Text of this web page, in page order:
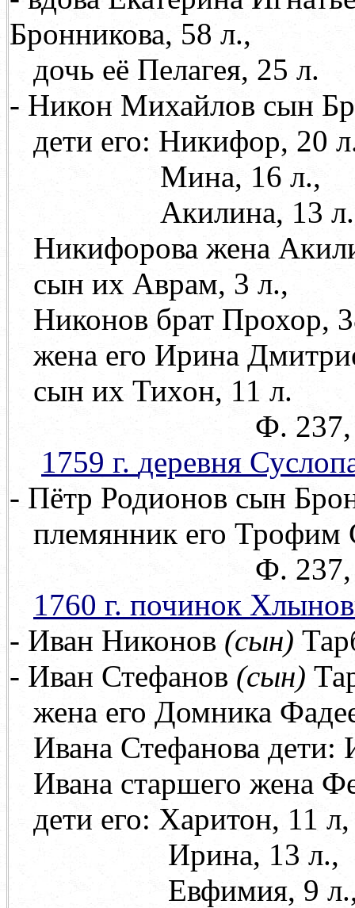
Бронникова, 58 л.,
дочь её Пелагея, 25 л.
- Никон Михайлов сын
дети его: Никифор, 20
Мина, 16 л.,
Акилина, 13
Никифорова жена
сын их Аврам, 3 л.,
Никонов брат Прохор,
жена его Ирина
сын их Тихон, 11 л.
Ф. 237, оп. 71,
1759 г. деревня
- Пётр Родионов сын
племянник его Трофим
Ф. 237, оп. 71,
1760 г. починок
- Иван Никонов (сын)
- Иван Стефанов (сын)
жена его Домника
Ивана Стефанова дети:
Ивана старшего жена
дети его: Харитон, 11 л,
Ирина, 13 л.,
Евфимия, 9